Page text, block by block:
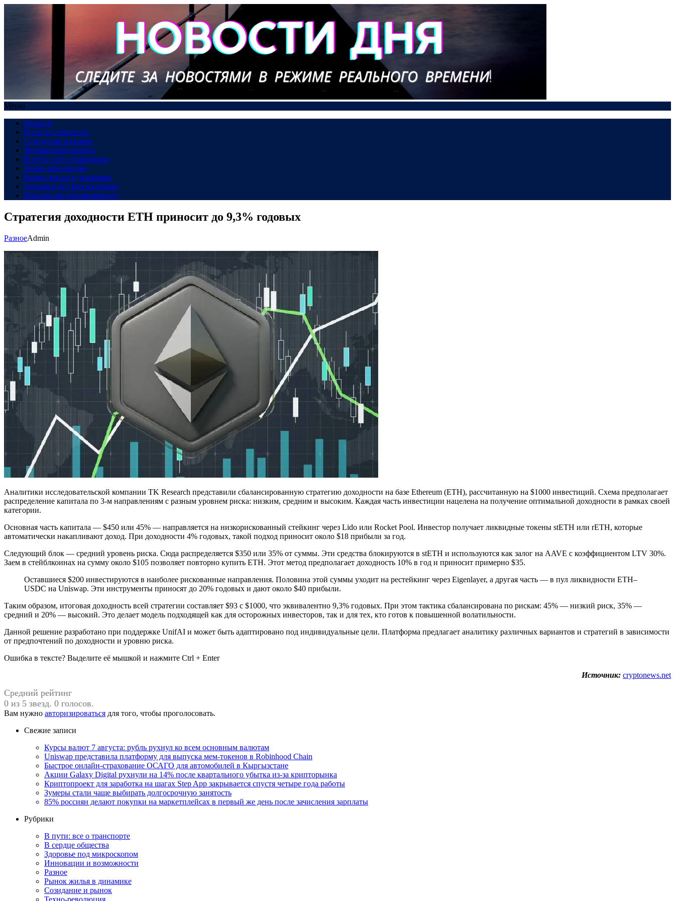
Меню
Главная
В сердце общества
Созидание и рынок
Финансовый компас
В пути: все о транспорте
Техно-революция
Рынок жилья в динамике
Здоровье под микроскопом
Инновации и возможности
Стратегия доходности ETH приносит до 9,3% годовых
РазноеAdmin
Аналитики исследовательской компании TK Research представили сбалансированную стратегию доходности на базе Ethereum (ETH), рассчитанную на $1000 инвестиций. Схема предполагает
распределение капитала по 3-м направлениям с разным уровнем риска: низким, средним и высоким. Каждая часть инвестиции нацелена на получение оптимальной доходности в рамках своей
категории.
Основная часть капитала — $450 или 45% — направляется на низкорискованный стейкинг через Lido или Rocket Pool. Инвестор получает ликвидные токены stETH или rETH, которые
автоматически накапливают доход. При доходности 4% годовых, такой подход приносит около $18 прибыли за год.
Следующий блок — средний уровень риска. Сюда распределяется $350 или 35% от суммы. Эти средства блокируются в stETH и используются как залог на AAVE с коэффициентом LTV 30%.
Заем в стейблкоинах на сумму около $105 позволяет повторно купить ETH. Этот метод предполагает доходность 10% в год и приносит примерно $35.
Оставшиеся $200 инвестируются в наиболее рискованные направления. Половина этой суммы уходит на рестейкинг через Eigenlayer, а другая часть — в пул ликвидности ETH–
USDC на Uniswap. Эти инструменты приносят до 20% годовых и дают около $40 прибыли.
Таким образом, итоговая доходность всей стратегии составляет $93 с $1000, что эквивалентно 9,3% годовых. При этом тактика сбалансирована по рискам: 45% — низкий риск, 35% —
средний и 20% — высокий. Это делает модель подходящей как для осторожных инвесторов, так и для тех, кто готов к повышенной волатильности.
Данной решение разработано при поддержке UnifAI и может быть адаптировано под индивидуальные цели. Платформа предлагает аналитику различных вариантов и стратегий в зависимости
от предпочтений по доходности и уровню риска.
Ошибка в тексте? Выделите её мышкой и нажмите Ctrl + Enter
Источник: cryptonews.net
Средний рейтинг
0 из 5 звезд. 0 голосов.
Вам нужно авторизироваться для того, чтобы проголосовать.
Свежие записи
Курсы валют 7 августа: рубль рухнул ко всем основным валютам
Uniswap представила платформу для выпуска мем-токенов в Robinhood Chain
Быстрое онлайн-страхование ОСАГО для автомобилей в Кыргызстане
Акции Galaxy Digital рухнули на 14% после квартального убытка из-за крипторынка
Криптопроект для заработка на шагах Step App закрывается спустя четыре года работы
Зумеры стали чаще выбирать долгосрочную занятость
85% россиян делают покупки на маркетплейсах в первый же день после зачисления зарплаты
Рубрики
В пути: все о транспорте
В сердце общества
Здоровье под микроскопом
Инновации и возможности
Разное
Рынок жилья в динамике
Созидание и рынок
Техно-революция